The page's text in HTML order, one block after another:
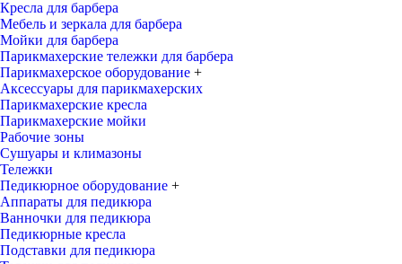
Кресла для барбера
Мебель и зеркала для барбера
Мойки для барбера
Парикмахерские тележки для барбера
Парикмахерское оборудование +
Аксессуары для парикмахерских
Парикмахерские кресла
Парикмахерские мойки
Рабочие зоны
Сушуары и климазоны
Тележки
Педикюрное оборудование +
Аппараты для педикюра
Ванночки для педикюра
Педикюрные кресла
Подставки для педикюра